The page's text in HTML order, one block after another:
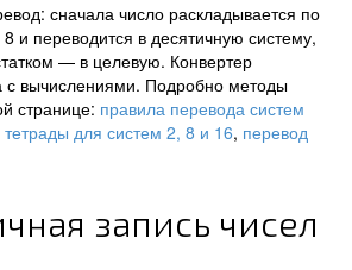
сначала число раскладывается по
и переводится в десятичную систему,
— в целевую. Конвертер
с вычислениями. Подробно методы
странице: правила перевода систем
для систем 2, 8 и 16, перевод
запись чисел